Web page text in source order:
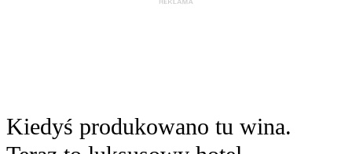
Kiedyś produkowano tu wina.